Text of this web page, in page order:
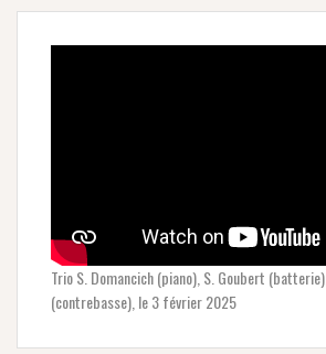
Trio S. Domancich (piano), S. Goubert
(contrebasse), le 3 février 2025